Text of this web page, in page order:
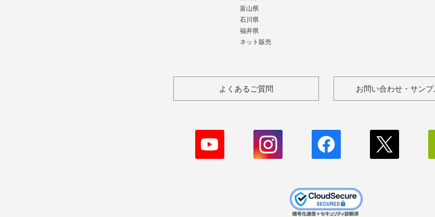
富山県
石川県
福井県
ネット販売
よくあるご質問 お問い合わせ・サン